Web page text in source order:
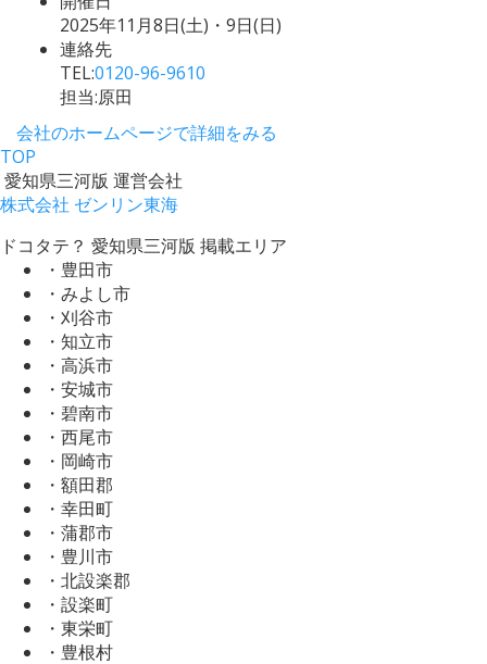
2025年11月8日(土)・9日(日)
連絡先
TEL:0120-96-9610
担当:原田
会社のホームページで詳細をみる
TOP
愛知県三河版 運営会社
株式会社 ゼンリン東海
ドコタテ？ 愛知県三河版 掲載エリア
・豊田市
・みよし市
・刈谷市
・知立市
・高浜市
・安城市
・碧南市
・西尾市
・岡崎市
・額田郡
・幸田町
・蒲郡市
・豊川市
・北設楽郡
・設楽町
・東栄町
・豊根村